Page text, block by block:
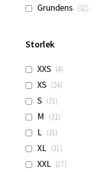
Grundens 32artiklar
Storlek
XXS 4artiklar
XS 24artiklar
S 31artiklar
M 31artiklar
L 31artiklar
XL 31artiklar
XXL 27artiklar